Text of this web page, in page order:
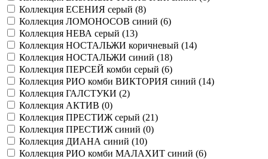
Коллекция ЕСЕНИЯ серый (8)
Коллекция ЛОМОНОСОВ синий (6)
Коллекция НЕВА серый (13)
Коллекция НОСТАЛЬЖИ коричневый (14)
Коллекция НОСТАЛЬЖИ синий (18)
Коллекция ПЕРСЕЙ комби серый (6)
Коллекция РИО комби ВИКТОРИЯ синий (14)
Коллекция ГАЛСТУКИ (2)
Коллекция АКТИВ (0)
Коллекция ПРЕСТИЖ серый (21)
Коллекция ПРЕСТИЖ синий (0)
Коллекция ДИАНА синий (10)
Коллекция РИО комби МАЛАХИТ синий (6)